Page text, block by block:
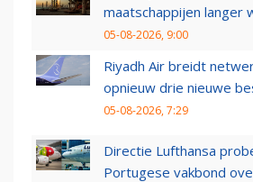
maatschappijen langer
05-08-2026, 9:00
Riyadh Air breidt
opnieuw drie nieuwe
05-08-2026, 7:29
Directie Lufthansa
Portugese vakbond